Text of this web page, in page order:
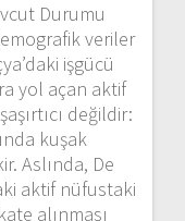
Durumu
veriler
işgücü
yol açan aktif
değildir:
kuşak
Aslında, De
aktif nüfustaki
alınması